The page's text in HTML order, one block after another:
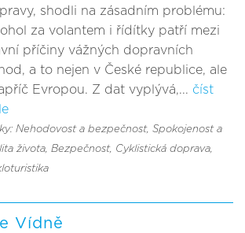
shodli na zásadním problému:
za volantem i řídítky patří mezi
příčiny vážných dopravních
a to nejen v České republice, ale
Evropou. Z dat vyplývá,... číst
Nehodovost a bezpečnost, Spokojenost a
života, Bezpečnost, Cyklistická doprava,
Vídně